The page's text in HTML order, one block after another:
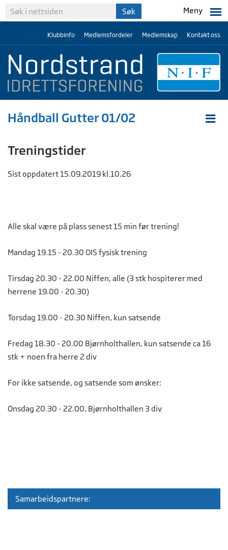
Meny
Klubbinfo Medlemsfordeler Medlemskap Kontakt oss
Håndball Gutter 01/02
Treningstider
Sist oppdatert 15.09.2019 kl.10.26
Alle skal være på plass senest 15 min før trening!
Mandag 19.15 - 20.30 OIS fysisk trening
Tirsdag 20.30 - 22.00 Niffen, alle (3 stk hospiterer med
herrene 19.00 - 20.30)
Torsdag 19.00 - 20.30 Niffen, kun satsende
Fredag 18.30 - 20.00 Bjørnholthallen, kun satsende ca 16
stk + noen fra herre 2 div
For ikke satsende, og satsende som ønsker:
Onsdag 20.30 - 22.00, Bjørnholthallen 3 div
Samarbeidspartnere: